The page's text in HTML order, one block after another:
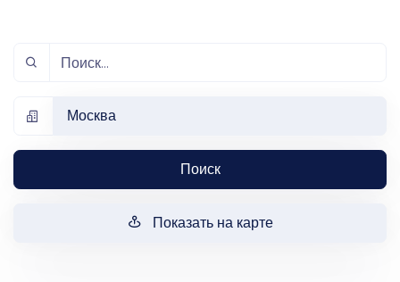
Москва
Поиск
Показать на карте